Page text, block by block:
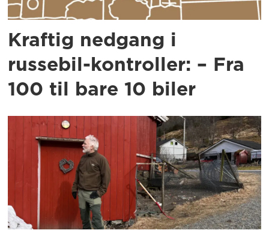
Kraftig nedgang i
russebil-kontroller: – Fra
100 til bare 10 biler